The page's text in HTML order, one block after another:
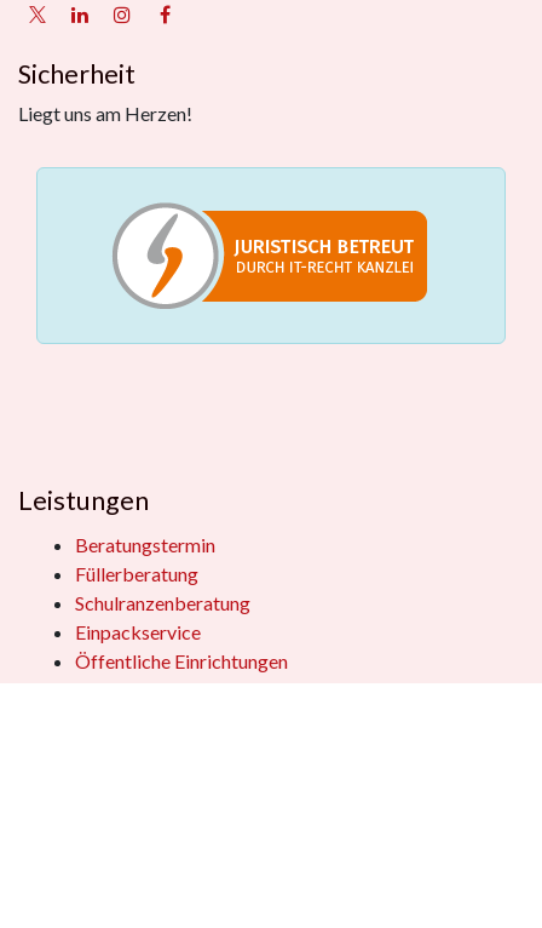
Sicherheit
Liegt uns am Herzen!
Leistungen
Beratungstermin
Füllerberatung
Schulranzenberatung
Einpackservice
Öffentliche Einrichtungen